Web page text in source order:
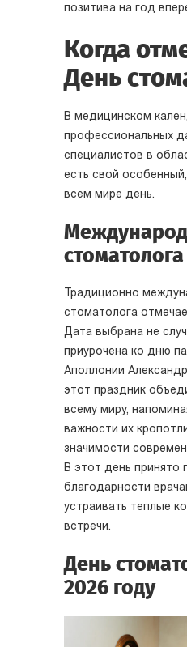
позитива на год
Когда
День
В медицинском
профессиональных
специалистов в
есть свой
всем мире день.
стоматолога
Традиционно
стоматолога
Дата выбрана не
приурочена ко дню
Аполлонии
этот праздник
всему миру,
важности их
значимости
В этот день принято
благодарности
устраивать теплые
встречи.
День
2026 году